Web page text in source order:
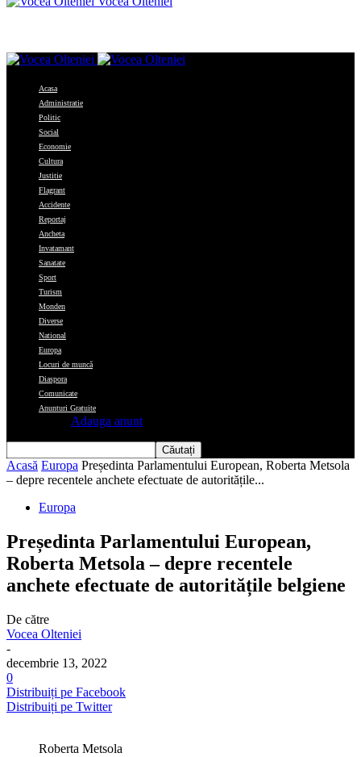
Acasa
Administratie
Politic
Social
Economie
Cultura
Justitie
Flagrant
Accidente
Reportaj
Ancheta
Invatamant
Sanatate
Sport
Turism
Monden
Diverse
National
Europa
Locuri de muncă
Diaspora
Comunicate
Anunturi Gratuite
Adauga anunt
Acasă Europa Președinta Parlamentului European, Roberta Metsola
– depre recentele anchete efectuate de autoritățile...
Europa
Președinta Parlamentului European,
Roberta Metsola – depre recentele
anchete efectuate de autoritățile belgiene
De către
Vocea Olteniei
-
decembrie 13, 2022
0
Distribuiți pe Facebook
Distribuiți pe Twitter
Roberta Metsola